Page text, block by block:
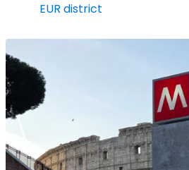
EUR district